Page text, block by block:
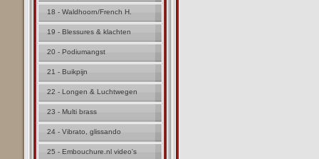
18 - Waldhoorn/French H.
19 - Blessures & klachten
20 - Podiumangst
21 - Buikpijn
22 - Longen & Luchtwegen
23 - Multi brass
24 - Vibrato, glissando
25 - Embouchure.nl video's